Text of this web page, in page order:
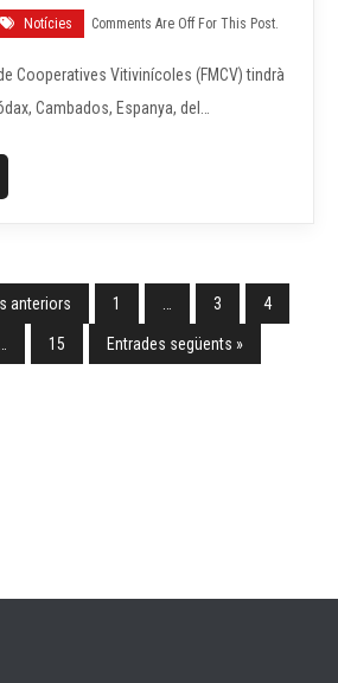
Notícies Comments Are Off For This Post.
Cooperatives Vitivinícoles (FMCV) tindrà
Cambados, Espanya, del…
anteriors 1 3 4
15 Entrades següents »